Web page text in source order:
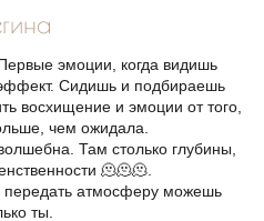
эмоции, когда видишь
Сидишь и подбираешь
восхищение и эмоции от того,
чем ожидала.
Там столько глубины,
🫠🫠🫠.
передать атмосферу можешь
ты.